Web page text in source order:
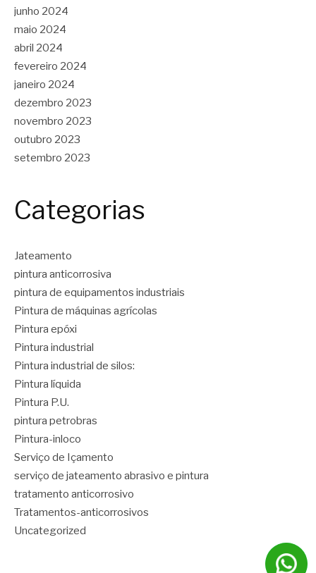
junho 2024
maio 2024
abril 2024
fevereiro 2024
janeiro 2024
dezembro 2023
novembro 2023
outubro 2023
setembro 2023
Categorias
Jateamento
pintura anticorrosiva
pintura de equipamentos industriais
Pintura de máquinas agrícolas
Pintura epóxi
Pintura industrial
Pintura industrial de silos:
Pintura líquida
Pintura P.U.
pintura petrobras
Pintura-inloco
Serviço de Içamento
serviço de jateamento abrasivo e pintura
tratamento anticorrosivo
Tratamentos-anticorrosivos
Uncategorized